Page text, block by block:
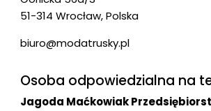
51-314 Wrocław, Polska
biuro@modatrusky.pl
Osoba odpowiedzialna na
Jagoda Maćkowiak